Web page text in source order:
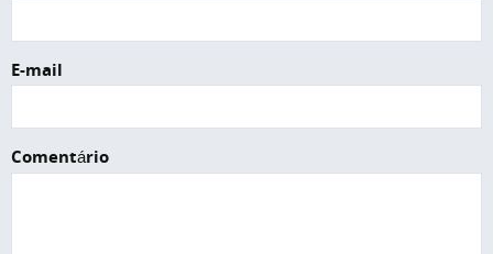
E-mail
Comentário